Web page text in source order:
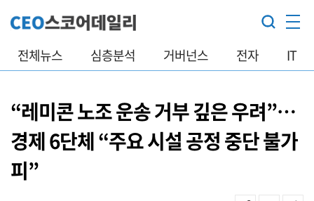
전체뉴스 심층분석 거버넌스 전자 IT
“레미콘 노조 운송 거부 깊은 우려”…
경제 6단체 “주요 시설 공정 중단 불가
피”